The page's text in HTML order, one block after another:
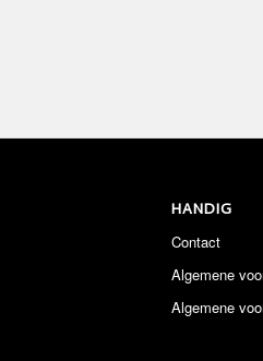
HANDIG
Contact
Algemene
Algemene